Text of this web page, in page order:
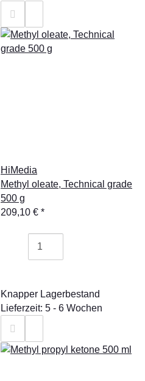
HiMedia
Methyl oleate, Technical grade
500 g
209,10 € *
Knapper Lagerbestand
Lieferzeit: 5 - 6 Wochen